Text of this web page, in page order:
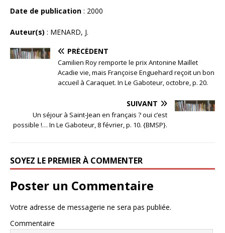
Date de publication : 2000
Auteur(s) : MENARD, J.
PRÉCÉDENT
Camilien Roy remporte le prix Antonine Maillet
Acadie vie, mais Françoise Enguehard reçoit un bon
accueil à Caraquet. In Le Gaboteur, octobre, p. 20.
SUIVANT
Un séjour à Saint-Jean en français ? oui c’est
possible !… In Le Gaboteur, 8 février, p. 10. {BMSP}.
SOYEZ LE PREMIER À COMMENTER
Poster un Commentaire
Votre adresse de messagerie ne sera pas publiée.
Commentaire